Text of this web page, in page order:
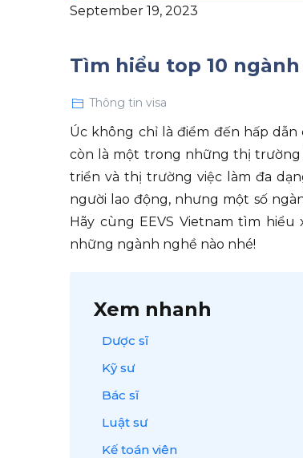
September 19, 2023
Tìm hiểu top 10
Thông tin visa
Úc không chỉ là điểm đến hấp
còn là một trong những thị trường
triển và thị trường việc làm đa
người lao động, nhưng một số
Hãy cùng EEVS Vietnam tìm hiểu
những ngành nghề nào nhé!
Xem nhanh
Dược sĩ
Kỹ sư
Bác sĩ
Luật sư
Kế toán viên